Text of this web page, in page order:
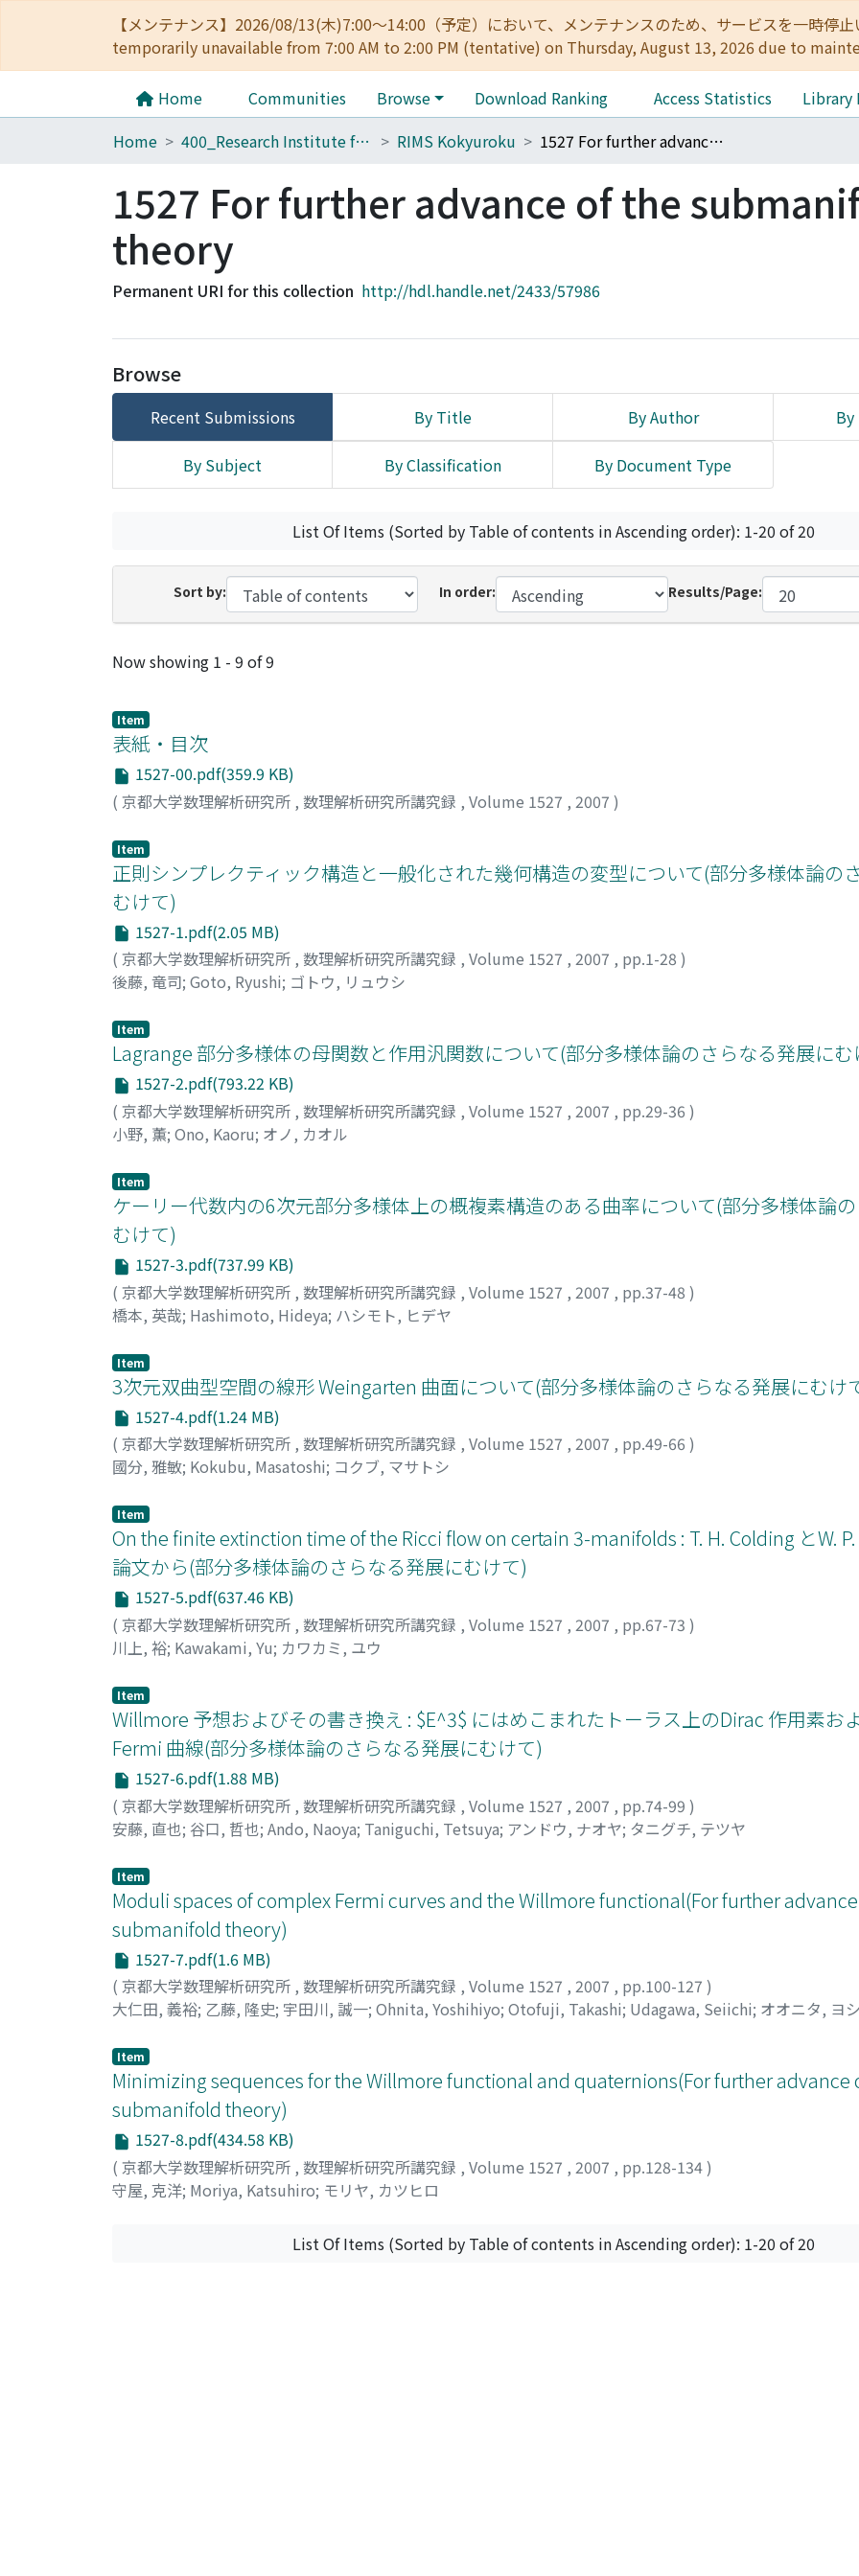
【メンテナンス】2026/08/13(木)7:00～14:00（予定）において、メンテナンスのため、サービスを一時
temporarily unavailable from 7:00 AM to 2:00 PM (tentative) on Thursday, August 13, 2026 due to
Home Communities Browse Download Ranking Access Statistics
Library
Home
400_Research Institute for Mathematical Sciences RIMS Kokyuroku 1527 For further advance of the submanifold theory
1527 For further advance of the
theory
Permanent URI for this collection http://hdl.handle.net/2433/57986
Browse
Recent Submissions By Title By Author By
By Subject By Classification By Document Type
List Of Items (Sorted by Table of contents in Ascending order): 1-20 of 20
Sort by: In order: Results/Page:
Recent Submissions
Now showing 1 - 9 of 9
Item
表紙・目次
1527-00.pdf(359.9 KB)
( 京都大学数理解析研究所 , 数理解析研究所講究録 , Volume 1527 , 2007 )
Item
正則シンプレクティック構造と一般化された幾何構造の変型について(部分多様体論の
むけて)
1527-1.pdf(2.05 MB)
( 京都大学数理解析研究所 , 数理解析研究所講究録 , Volume 1527 , 2007 , pp.1-28 )
後藤, 竜司; Goto, Ryushi; ゴトウ, リュウシ
Item
Lagrange 部分多様体の母関数と作用汎関数について(部分多様体論のさらなる発展にむ
1527-2.pdf(793.22 KB)
( 京都大学数理解析研究所 , 数理解析研究所講究録 , Volume 1527 , 2007 , pp.29-36 )
小野, 薫; Ono, Kaoru; オノ, カオル
Item
ケーリー代数内の6次元部分多様体上の概複素構造のある曲率について(部分多様体論
むけて)
1527-3.pdf(737.99 KB)
( 京都大学数理解析研究所 , 数理解析研究所講究録 , Volume 1527 , 2007 , pp.37-48 )
橋本, 英哉; Hashimoto, Hideya; ハシモト, ヒデヤ
Item
3次元双曲型空間の線形 Weingarten 曲面について(部分多様体論のさらなる発展にむけ
1527-4.pdf(1.24 MB)
( 京都大学数理解析研究所 , 数理解析研究所講究録 , Volume 1527 , 2007 , pp.49-66 )
國分, 雅敏; Kokubu, Masatoshi; コクブ, マサトシ
Item
On the finite extinction time of the Ricci flow on certain 3-manifolds : T. H. Colding とW.
論文から(部分多様体論のさらなる発展にむけて)
1527-5.pdf(637.46 KB)
( 京都大学数理解析研究所 , 数理解析研究所講究録 , Volume 1527 , 2007 , pp.67-73 )
川上, 裕; Kawakami, Yu; カワカミ, ユウ
Item
Willmore 予想およびその書き換え : $E^3$ にはめこまれたトーラス上のDirac 作用素お
Fermi 曲線(部分多様体論のさらなる発展にむけて)
1527-6.pdf(1.88 MB)
( 京都大学数理解析研究所 , 数理解析研究所講究録 , Volume 1527 , 2007 , pp.74-99 )
安藤, 直也; 谷口, 哲也; Ando, Naoya; Taniguchi, Tetsuya; アンドウ, ナオヤ; タニグチ, テツヤ
Item
Moduli spaces of complex Fermi curves and the Willmore functional(For further
submanifold theory)
1527-7.pdf(1.6 MB)
( 京都大学数理解析研究所 , 数理解析研究所講究録 , Volume 1527 , 2007 , pp.100-127 )
大仁田, 義裕; 乙藤, 隆史; 宇田川, 誠一; Ohnita, Yoshihiyo; Otofuji, Takashi; Udagawa, Seiichi; オオニタ, ヨ
Item
Minimizing sequences for the Willmore functional and quaternions(For further advance
submanifold theory)
1527-8.pdf(434.58 KB)
( 京都大学数理解析研究所 , 数理解析研究所講究録 , Volume 1527 , 2007 , pp.128-134)
守屋, 克洋; Moriya, Katsuhiro; モリヤ, カツヒロ
List Of Items (Sorted by Table of contents in Ascending order): 1-20 of 20